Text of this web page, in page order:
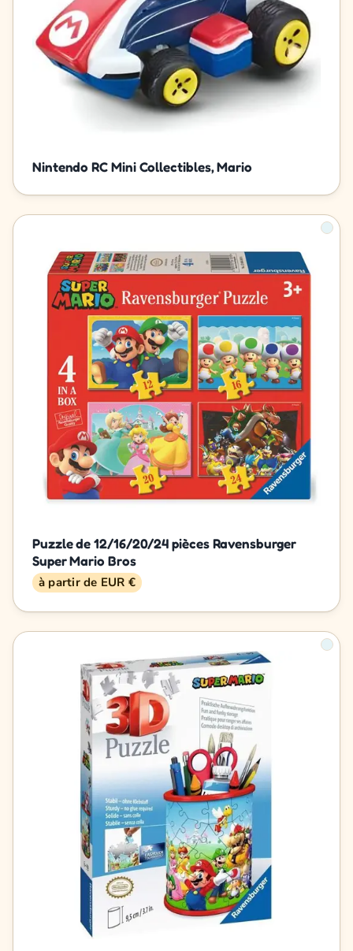
Nintendo RC Mini Collectibles, Mario
Puzzle de 12/16/20/24 pièces Ravensburger
Super Mario Bros
à partir de EUR €